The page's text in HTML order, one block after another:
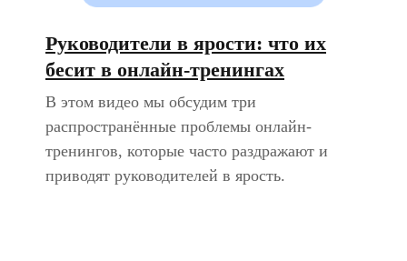
Руководители в ярости: что их
бесит в онлайн-тренингах
В этом видео мы обсудим три
распространённые проблемы онлайн-
тренингов, которые часто раздражают и
приводят руководителей в ярость.